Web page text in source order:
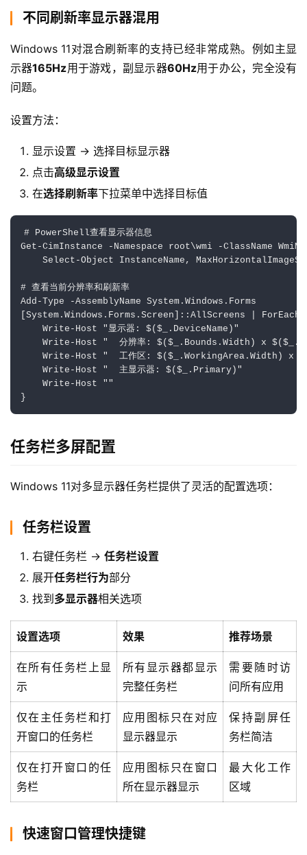
橙
胶
囊
净
统
跨
电
商
系
装
机
工
具
程
不同刷新率显示器混用
Windows 11对混合刷新率的支持已经非常成熟。例如主显
示器165Hz用于游戏，副显示器60Hz用于办公，完全没有
问题。
设置方法：
显示设置 → 选择目标显示器
点击高级显示设置
在选择刷新率下拉菜单中选择目标值
# PowerShell查看显示器信息
Get-CimInstance -Namespace root\wmi -ClassName
Select-Object InstanceName,
# 查看当前分辨率和刷新率
Add-Type -AssemblyName System.Windows.Forms
[System.Windows.Forms.Screen]::AllScreens |
    Write-Host "显示器: $($_.DeviceName)"
Write-Host "  分辨率: $($_.Bounds.Width) x
Write-Host "  工作区: $($_.WorkingArea.Width) x
    Write-Host "  主显示器: $($_.Primary)"
    Write-Host ""
}
任务栏多屏配置
Windows 11对多显示器任务栏提供了灵活的配置选项：
任务栏设置
右键任务栏 → 任务栏设置
展开任务栏行为部分
找到 多显示器相关选项
设置选项 效果 推荐场景
在所有任务栏上显
示
所有显示器都显示
完整任务栏
需要随时访
问所有应用
仅在主任务栏和打
开窗口的任务栏
应用图标只在对应
显示器显示
保持副屏任
务栏简洁
仅在打开窗口的任
务栏
应用图标只在窗口
所在显示器显示
最大化工作
区域
快速窗口管理快捷键